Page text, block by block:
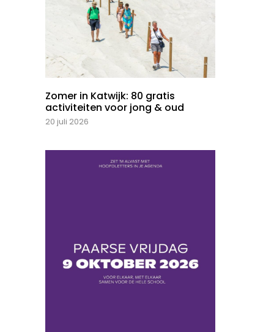
Zomer in Katwijk: 80 gratis
activiteiten voor jong & oud
20 juli 2026